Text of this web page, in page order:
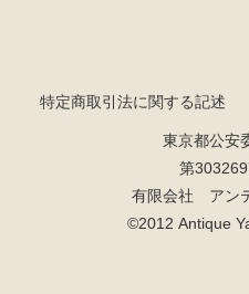
特定商取引法に関する記述
東京都公
第
有限会社 アン
©2012 Antique